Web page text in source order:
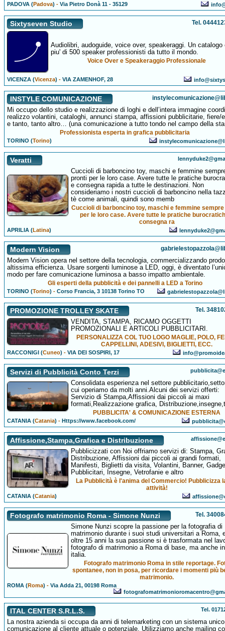
PADOVA (Padova) -Via Pietro Donà 11 - 35129
Sixtyseven Studio Tel.
Audiolibri, audoguide, voice over, speakeraggi. Un catalogo
piu' di 500 speaker professionisti da tutto il mondo.
Voice Over e Speakeraggio Professionale
VICENZA (Vicenza) -VIA ZAMENHOF, 28
INSTYLE COMUNICAZIONE
Mi occupo dello studio e realizzazione di loghi e dell’intera immagine
realizzo volantini, cataloghi, annunci stampa, affissioni pubblicitarie, fiere/
e tanto, tanto altro… (una comunicazione a tutto tondo nel campo della
Professionista esperta in grafica pubblicitaria
TORINO (Torino)
Veratti
Cuccioli di barboncino toy, maschi e femmine
pronti per le loro case. Avere tutte le pratiche
e consegna rapida a tutte le destinazioni. Non
consideriamo i nostri cuccioli di barboncino nella
tè come animali, quindi sono memb
Cuccioli di barboncino toy, maschi e femmine
per le loro case. Avere tutte le pratiche
consegna ra
APRILIA (Latina)
Modern Vision
Modern Vision opera nel settore della tecnologia, commercializzando
altissima efficienza. Usare sorgenti luminose a LED, oggi, è diventato
modo per fare comunicazione luminosa a basso impatto ambientale.
Gli esperti della pubblicità e dei pannelli a LED a Torino
TORINO (Torino) -Corso Francia, 3 10138 Torino TO
PROMOZIONE TROLLEY SKATE Tel.
VENDITA, STAMPA, RICAMO OGGETTI
PROMOZIONALI E ARTICOLI PUBBLICITARI.
PERSONALIZZA COL TUO LOGO MAGLIE, POLO,
CAPPELLINI, ADESIVI, BIGLIETTI, ECC.
RACCONIGI (Cuneo) -VIA DEI SOSPIRI, 17
Servizi di Pubblicità Conto Terzi
Consolidata esperienza nel settore
cui operiamo da molti anni.Alcuni dei servizi offerti:
Servizio di Stampa,Affissioni dai piccoli ai maxi
formati,Realizzazione grafica,
PUBBLICITA' & COMUNICAZIONE ESTERNA
CATANIA (Catania) -Https://www.facebook.com/
Affissione,Stampa,Grafica e Distribuzione
Pubblicizzati con Noi offriamo servizi di: Stampa,
Distribuzione, Affissioni dai piccoli ai grandi formati,
Manifesti, Biglietti da visita, Volantini, Banner,
Pubblicitari, Insegne, Vetrofanie e altro
La Pubblicità è l'anima del Commercio! Pubblicizza
attività!
CATANIA (Catania)
Fotografo matrimonio Roma - Simone Nunzi Tel.
Simone Nunzi scopre la passione per la fotografia di
matrimonio durante i suoi studi universitari a Roma,
oltre 15 anni la sua passione si è trasformata nel
fotografo di matrimonio a Roma di base, ma anche
italia.
Fotografo matrimonio Roma in stile reportage.
spontanee, non in posa, per ricordare i momenti più
matrimonio.
ROMA (Roma) -Via Adda 21, 00198 Roma
ITAL CENTER S.R.L.S. Tel.
La nostra azienda si occupa da anni di telemarketing con un sistema
comunicazione al cliente attuale o potenziale. Utilizziamo anche mailing